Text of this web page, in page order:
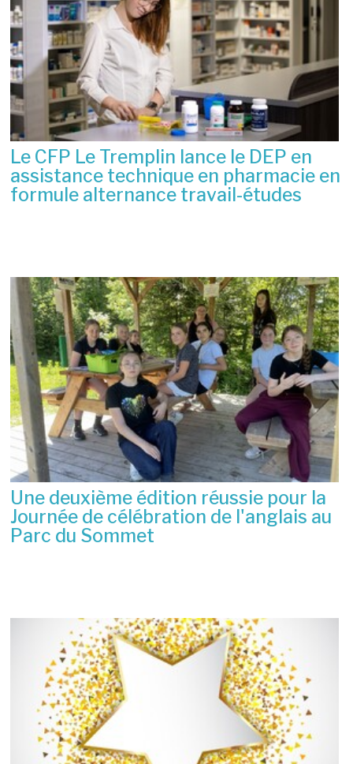
Le CFP Le Tremplin lance le DEP en
assistance technique en pharmacie en
formule alternance travail-études
Une deuxième édition réussie pour la
Journée de célébration de l'anglais au
Parc du Sommet